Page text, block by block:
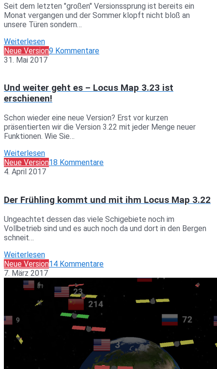
Seit dem letzten "großen" Versionssprung ist bereits ein
Monat vergangen und der Sommer klopft nicht bloß an
unsere Türen sondern…
Weiterlesen
Neue Version9 Kommentare
31. Mai 2017
Und weiter geht es – Locus Map 3.23 ist
erschienen!
Schon wieder eine neue Version? Erst vor kurzen
präsentierten wir die Version 3.22 mit jeder Menge neuer
Funktionen. Wie Sie…
Weiterlesen
Neue Version18 Kommentare
4. April 2017
Der Frühling kommt und mit ihm Locus Map 3.22
Ungeachtet dessen das viele Schigebiete noch im
Vollbetrieb sind und es auch noch da und dort in den Bergen
schneit…
Weiterlesen
Neue Version14 Kommentare
7. März 2017